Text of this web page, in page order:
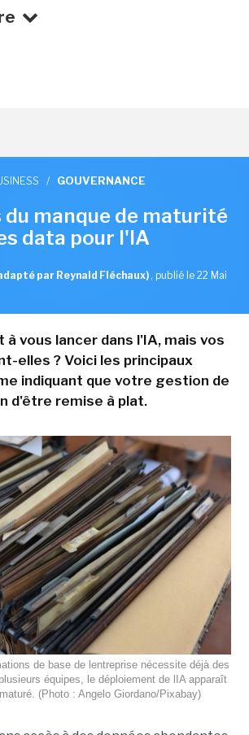
/ GOUVERNANCE
manque de maturité
data pour l'IA
par Reynald Fléchaux) , publié le 22 Mai
vous lancer dans l'IA, mais vos
elles ? Voici les principaux
indiquant que votre gestion de
d'être remise à plat.
de base de lentreprise nécessite déjà des
équipes, le déploiement de lIA apparaît
(Photo : Angelo Giordano/Pixabay)